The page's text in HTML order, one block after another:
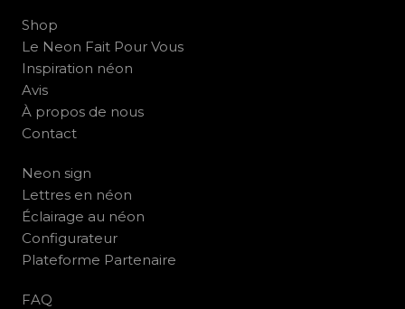
Shop
Le Neon Fait Pour Vous
Inspiration néon
Avis
À propos de nous
Contact
Neon sign
Lettres en néon
Éclairage au néon
Configurateur
Plateforme Partenaire
FAQ